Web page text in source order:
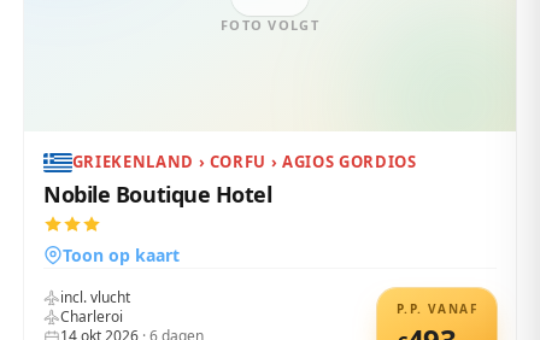
FOTO VOLGT
GRIEKENLAND › CORFU › AGIOS GORDIOS
Nobile Boutique Hotel
Toon op kaart
P.P. VANAF
incl. vlucht
Charleroi
14 okt 2026 ·6dagen